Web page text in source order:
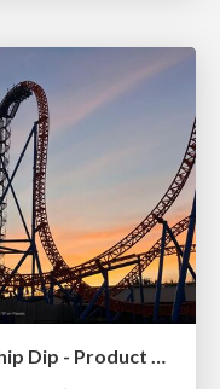
Navigating the Design Leadership Dip - Product Design Week Design Leaders+ Conference 2024